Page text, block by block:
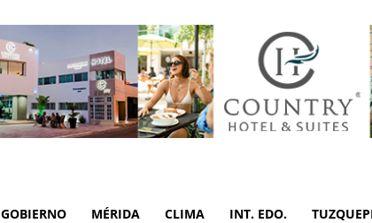
GOBIERNO MÉRIDA CLIMA INT. EDO.